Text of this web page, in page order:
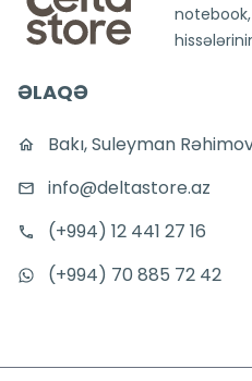
ƏLAQƏ
Bakı, Suleyman
info@deltastore.az
(+994) 12 441 27 16
(+994) 70 885 72 42